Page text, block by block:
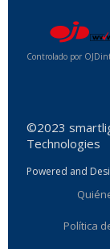
Controlado por
©2023
Technologies
Powered and
Política